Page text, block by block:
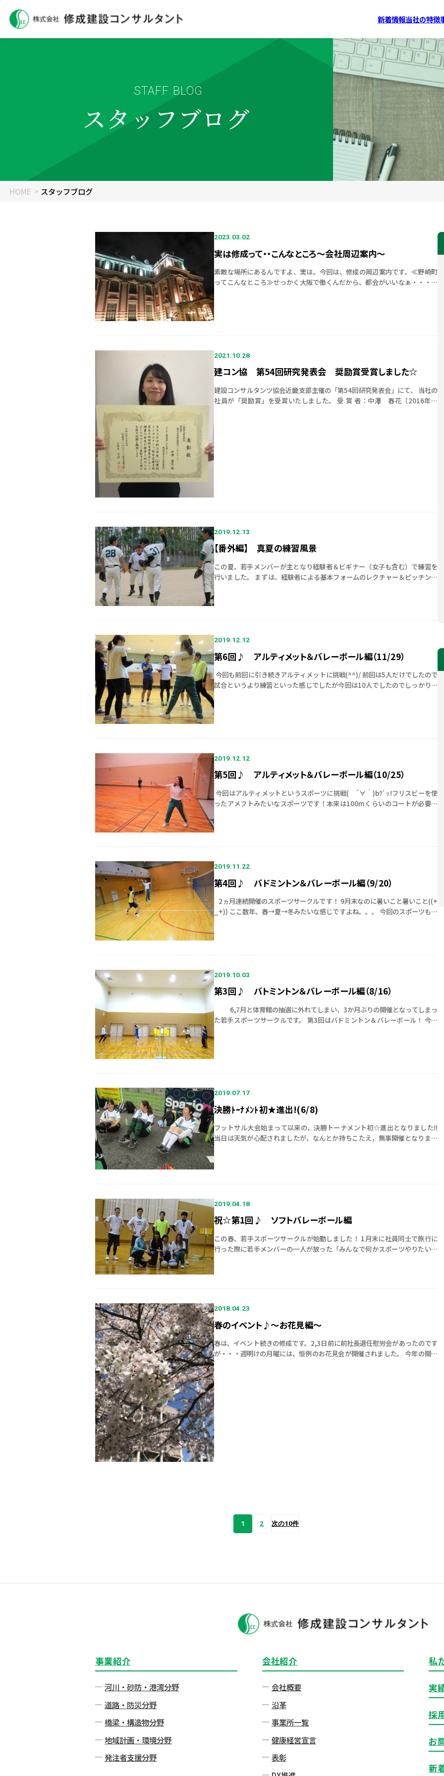
新着情報当社の特徴
STAFF BLOG
スタッフブログ
HOME スタッフブログ
2023.03.02
実は修成って・・こんなところ～会社周辺案内～
素敵な場所にあるんですよ、実は。今回は、修成の周辺案内です。≪野崎町
ってこんなところ≫せっかく大阪で働くんだから、都会がいいなぁ・・・・
なんて思っている方。実は、修成がある≪野崎町≫って梅田からも歩いて10
～15分程度な […]
2021.10.28
建コン協 第54回研究発表会 奨励賞受賞しました☆
建設コンサルタンツ協会近畿支部主催の「第54回研究発表会」にて、 当社の
社員が「奨励賞」を受賞いたしました。 受 賞 者：中澤 春花（2016年入
2019.12.13
【番外編】 真夏の練習風景
この夏、若手メンバーが主となり経験者＆ビギナー（女子も含む）で練習を
行いました。 まずは、経験者による基本フォームのレクチャー＆ピッチング
練習。 そのあとは、鬼の？千本ノック練習。 ボールから逃げず
に頑張って取 […]
2019.12.12
第6回♪ アルティメット＆バレーボール編（11/29）
今回も前回に引き続きアルティメットに挑戦(^^)/ 前回は5人だけでしたので
試合というより練習といった感じでしたが今回は10人でしたのでしっかり？
した試合でした♪ 今日は専属カメラマン(体調が万全でないため見学)の方
[…]
2019.12.12
第5回♪ アルティメット＆バレーボール編（10/25）
今回はアルティメットというスポーツに挑戦( ´∀｀)bｸﾞｯ!フリスビーを使
ったアメフトみたいなスポーツです！本来は100mくらいのコートが必要ら
[…]
2019.11.22
第4回♪ バドミントン＆バレーボール編（9/20）
2ヵ月連続開催のスポーツサークルです！ 9月末なのに暑いこと暑いこと((+
_+)) ここ数年、春→夏→冬みたいな感じですよね。。。 今回のスポーツもバ
ドミントン！！そしてバレーボール！！ 修成の若手はバドミントンブ […]
2019.10.03
第3回♪ バトミントン＆バレーボール編（8/16）
6,7月と体育館の抽選に外れてしまい、3か月ぶりの開催となってしまっ
た若手スポーツサークルです。 第3回はバドミントン＆バレーボール！ 今回
2019.07.17
決勝ﾄｰﾅﾒﾝﾄ初★進出!(6/8)
フットサル大会始まって以来の，決勝トーナメント初☆進出となりました!!
当日は天気が心配されましたが，なんとか持ちこたえ，無事開催となりまし
た。 今回は，予選で大活躍したエースストライカーが講習会のため不在とな
りました […]
2019.04.18
祝☆第1回♪ ソフトバレーボール編
この春、若手スポーツサークルが始動しました！ 1月末に社員同士で旅行に
行った際に若手メンバーの一人が放った「みんなで何かスポーツやりたいね
回を淀川スポ […]
2018.04.23
春のイベント♪～お花見編～
春は、イベント続きの修成です。2,3日前に前社長退任慰労会があったのです
が・・・週明けの月曜には、恒例のお花見会が開催されました。 今年の開花
は、例年よりも1週間ほど早かったため恒例の時期には散ってしまっているの
ではない […]
1 2 次の10件
事業紹介
河川・砂防・港湾分野
道路・防災分野
橋梁・構造物分野
地域計画・環境分野
発注者⽀援分野
会社紹介
会社概要
沿革
事業所一覧
健康経営宣言
表彰
私
実
採
お
新